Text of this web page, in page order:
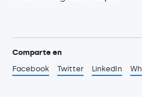
Comparte en
Facebook
Twitter LinkedIn